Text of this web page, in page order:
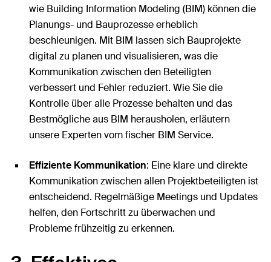
wie Building Information Modeling (BIM) können die
Planungs- und Bauprozesse erheblich
beschleunigen. Mit BIM lassen sich Bauprojekte
digital zu planen und visualisieren, was die
Kommunikation zwischen den Beteiligten
verbessert und Fehler reduziert. Wie Sie die
Kontrolle über alle Prozesse behalten und das
Bestmögliche aus BIM herausholen, erläutern
unsere Experten vom fischer BIM Service.
Effiziente Kommunikation: Eine klare und direkte
Kommunikation zwischen allen Projektbeteiligten ist
entscheidend. Regelmäßige Meetings und Updates
helfen, den Fortschritt zu überwachen und
Probleme frühzeitig zu erkennen.